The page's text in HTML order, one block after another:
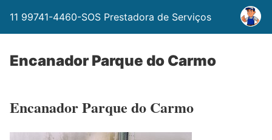
11 99741-4460-SOS Prestadora de Serviços
Encanador Parque do Carmo
Encanador Parque do Carmo